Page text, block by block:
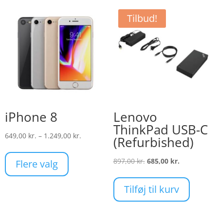
iPhone 8
649,00 kr. – 1.249,00 kr. Prisinterval:
Flere valg
har
Tilbud!
Lenovo
ThinkPad USB-C
(Refurbished)
897,00kr. Den
pris
var:
685,00 kr.Den
pris
er:
Tilføj til kurv